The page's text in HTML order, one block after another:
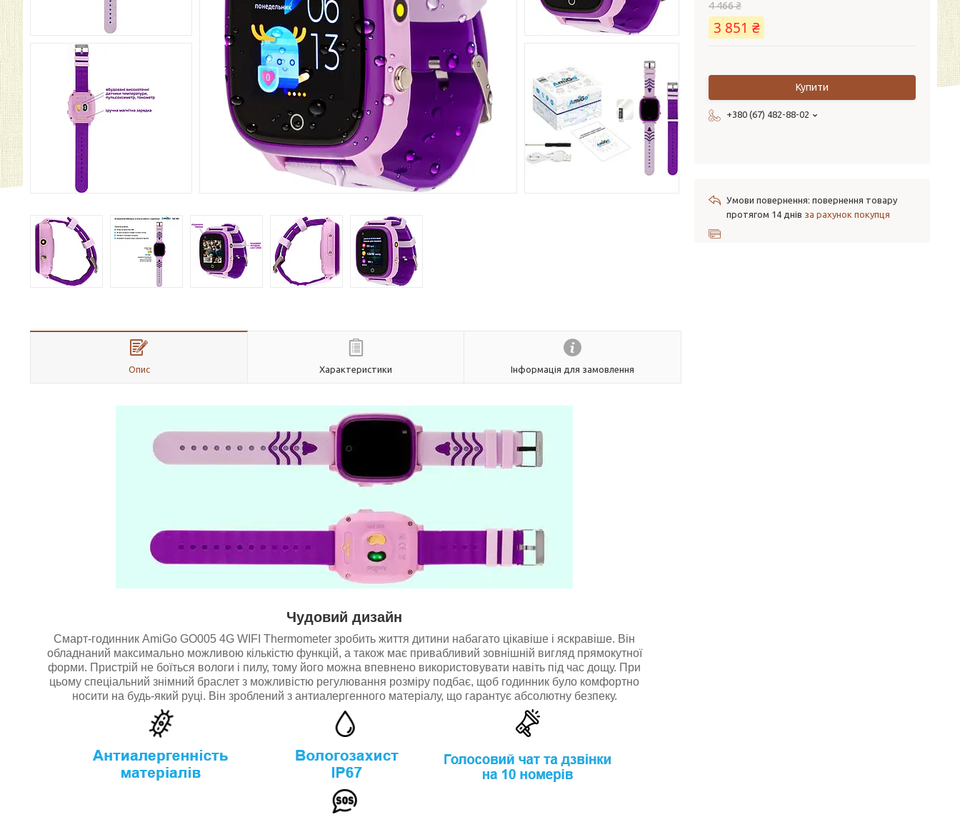
Опис Характеристики Інформація для замовлення
Чудовий дизайн
Смарт-годинник AmiGo GO005 4G WIFI Thermometer зробить життя дитини набагато цікавіше і яскравіше. Він
обладнаний максимально можливою кількістю функцій, а також має привабливий зовнішній вигляд прямокутної
форми. Пристрій не боїться вологи і пилу, тому його можна впевнено використовувати навіть під час дощу. При
цьому спеціальний знімний браслет з можливістю регулювання розміру подбає, щоб годинник було комфортно
носити на будь-який руці. Він зроблений з антиалергенного матеріалу, що гарантує абсолютну безпеку.
4 466 ₴
3 851 ₴
Купити
+380 (67) 482-88-02
повернення товару
протягом 14 днів за рахунок покупця